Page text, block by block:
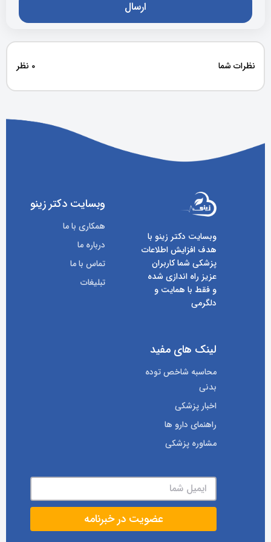
نظرات شما 0 نظر
وبسایت دکتر زینو با
هدف افزایش اطلاعات
پزشکی شما کاربران
عزیز راه اندازی شده
و فقط با همایت و
دلگرمی
وبسایت دکتر زینو
همکاری با ما
درباره ما
تماس با ما
تبلیغات
لینک های مفید
محاسبه شاخص توده
بدنی
اخبار پزشکی
راهنمای دارو ها
مشاوره پزشکی